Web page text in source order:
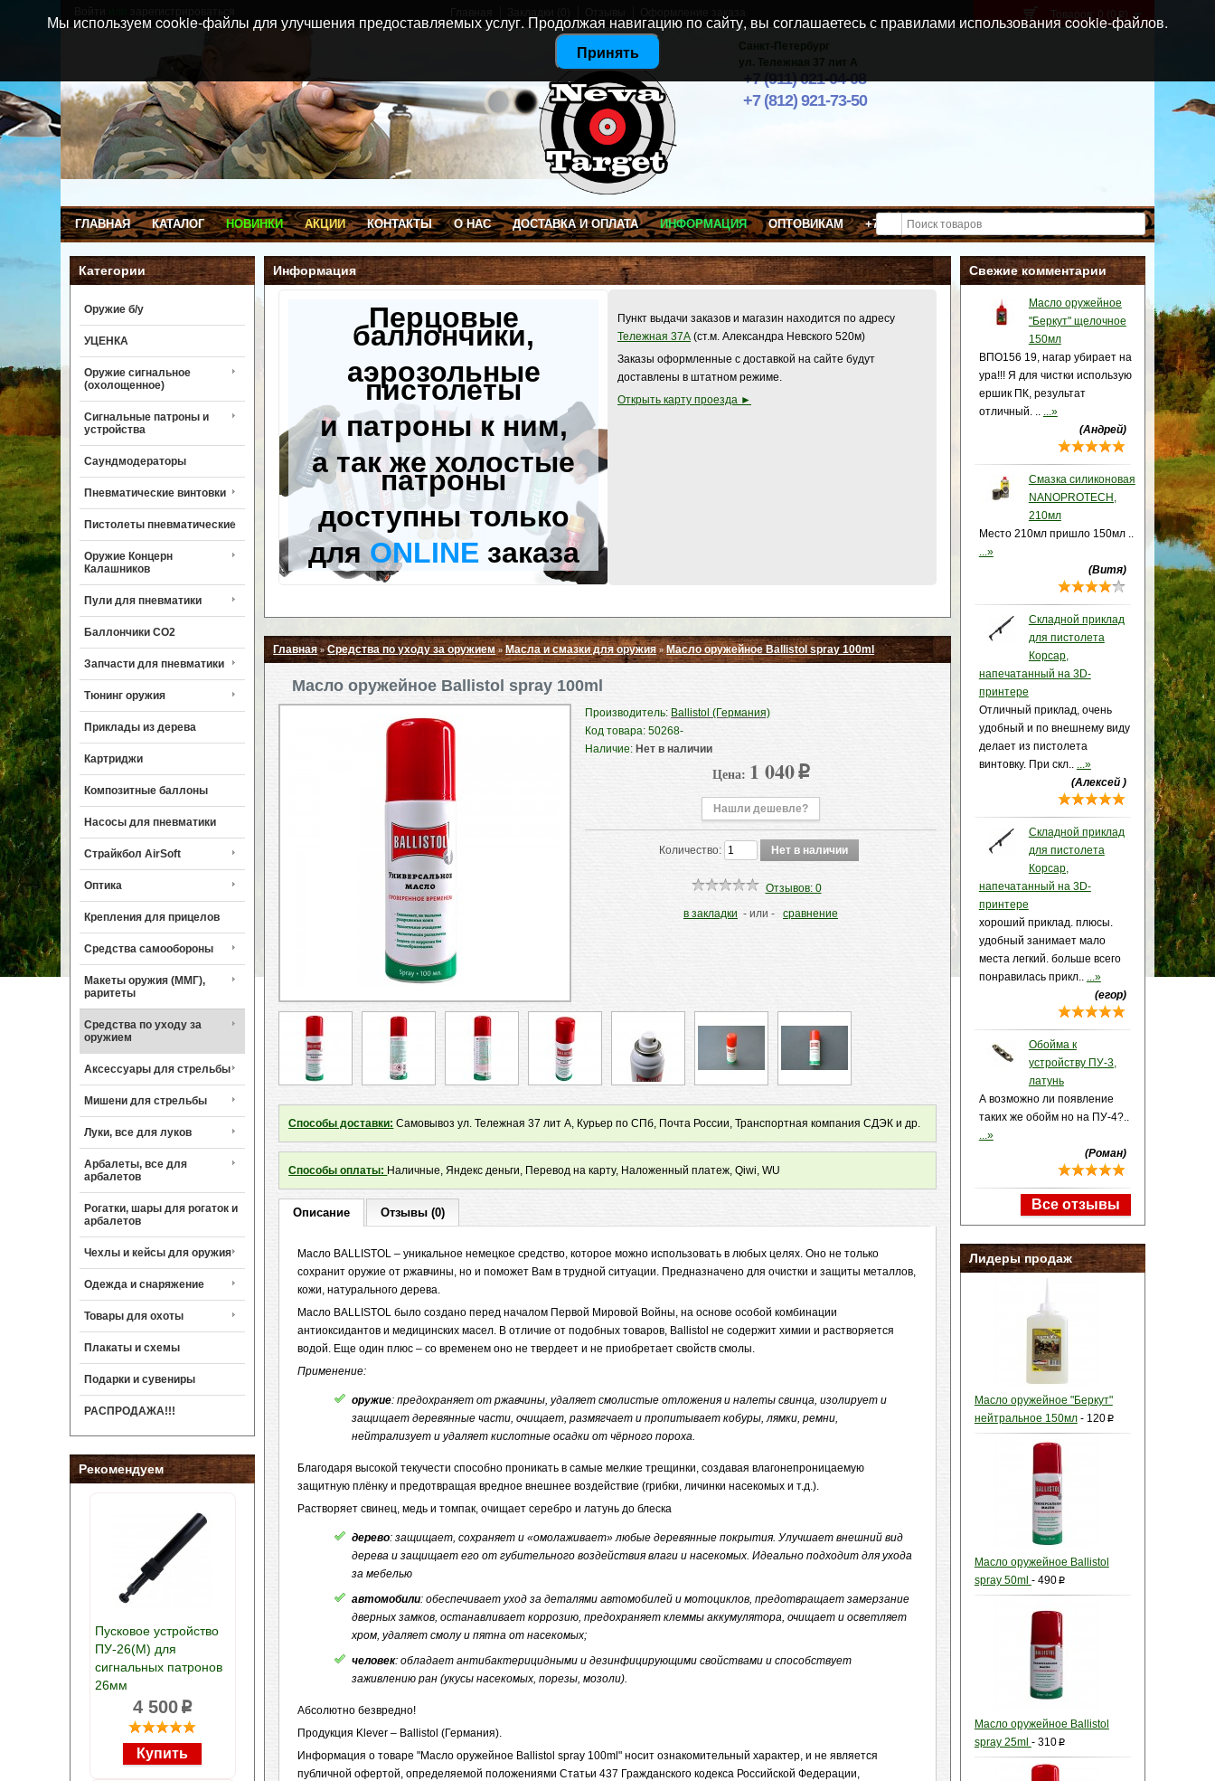
Санкт-Петербург
ул. Тележная 37 лит А
+7 (911) 021-04-08
+7 (812) 921-73-50
Товаров: 0 (0 p )
ГЛАВНАЯ КАТАЛОГ НОВИНКИ АКЦИИ КОНТАКТЫ О НАС ДОСТАВКА И ОПЛАТА ИНФОРМАЦИЯ ОПТОВИКАМ +7 (911) 021-04-08
Категории
Оружие б/у
УЦЕНКА
Оружие сигнальное
(охолощенное)
Сигнальные патроны и
устройства
Саундмодераторы
Пневматические винтовки
Пистолеты пневматические
Оружие Концерн
Калашников
Пули для пневматики
Баллончики CO2
Запчасти для пневматики
Тюнинг оружия
Приклады из дерева
Картриджи
Композитные баллоны
Насосы для пневматики
Страйкбол AirSoft
Оптика
Крепления для прицелов
Средства самообороны
Макеты оружия (ММГ),
раритеты
Средства по уходу за
оружием
Аксессуары для стрельбы
Мишени для стрельбы
Луки, все для луков
Арбалеты, все для
арбалетов
Рогатки, шары для рогаток и
арбалетов
Чехлы и кейсы для оружия
Одежда и снаряжение
Товары для охоты
Плакаты и схемы
Подарки и сувениры
РАСПРОДАЖА!!!
Рекомендуем
Пусковое устройство
ПУ-26(М) для
сигнальных патронов
26мм
4 500p
Свежие комментарии
Масло оружейное
"Беркут" щелочное
150мл
ВПО156 19, нагар убирает на
ура!!! Я для чистки использую
ершик ПК, результат
отличный. .. ...»
(Андрей)
Смазка силиконовая
NANOPROTECH,
210мл
Место 210мл пришло 150мл ..
...»
(Витя)
Складной приклад
для пистолета
Корсар,
напечатанный на 3D-
принтере
Отличный приклад, очень
удобный и по внешнему виду
делает из пистолета
винтовку. При скл.. ...»
(Алексей )
Складной приклад
для пистолета
Корсар,
напечатанный на 3D-
принтере
хороший приклад. плюсы.
удобный занимает мало
места легкий. больше всего
понравилась прикл.. ...»
(егор)
Обойма к
устройству ПУ-3,
латунь
А возможно ли появление
таких же обойм но на ПУ-4?..
...»
(Роман)
Все отзывы
Лидеры продаж
Масло оружейное "Беркут"
нейтральное 150мл- 120p
Масло оружейное Ballistol
spray 50ml - 490p
Масло оружейное Ballistol
spray 25ml - 310p
Информация
Перцовые
баллончики,
аэрозольные
пистолеты
и патроны к ним,
а так же холостые
патроны
доступны только
дляONLINE заказа
Пункт выдачи заказов и магазин находится по адресу
Тележная 37А (ст.м. Александра Невского 520м)
Заказы оформленные с доставкой на сайте будут
доставлены в штатном режиме.
Открыть карту проезда ►
Главная»Средства по уходу за оружием» Масла и смазки для оружия» Масло оружейное Ballistol spray 100ml
Масло оружейное Ballistol spray 100ml
Производитель: Ballistol (Германия)
Код товара: 50268-
Наличие: Нет в наличии
Цена: 1 040p
Нашли дешевле?
Количество:
Отзывов: 0
в закладки - или - сравнение
Способы доставки: Самовывоз ул. Тележная 37 лит А, Курьер по СПб, Почта России, Транспортная компания СДЭК и др.
Способы оплаты: Наличные, Яндекс деньги, Перевод на карту, Наложенный платеж, Qiwi, WU
Описание Отзывы (0)
Масло BALLISTOL – уникальное немецкое средство, которое можно использовать в любых целях. Оно не только
сохранит оружие от ржавчины, но и поможет Вам в трудной ситуации. Предназначено для очистки и защиты металлов,
кожи, натурального дерева.
Масло BALLISTOL было создано перед началом Первой Мировой Войны, на основе особой комбинации
антиоксидантов и медицинских масел. В отличие от подобных товаров, Ballistol не содержит химии и растворяется
водой. Еще один плюс – со временем оно не твердеет и не приобретает свойств смолы.
Применение:
оружие: предохраняет от ржавчины, удаляет смолистые отложения и налеты свинца, изолирует и
защищает деревянные части, очищает, размягчает и пропитывает кобуры, лямки, ремни,
нейтрализует и удаляет кислотные осадки от чёрного пороха.
Благодаря высокой текучести способно проникать в самые мелкие трещинки, создавая влагонепроницаемую
защитную плёнку и предотвращая вредное внешнее воздействие (грибки, личинки насекомых и т.д.).
Растворяет свинец, медь и томпак, очищает серебро и латунь до блеска
дерево: защищает, сохраняет и «омолаживает» любые деревянные покрытия. Улучшает внешний вид
дерева и защищает его от губительного воздействия влаги и насекомых. Идеально подходит для ухода
за мебелью
автомобили: обеспечивает уход за деталями автомобилей и мотоциклов, предотвращает замерзание
дверных замков, останавливает коррозию, предохраняет клеммы аккумулятора, очищает и осветляет
хром, удаляет смолу и пятна от насекомых;
человек: обладает антибактерицидными и дезинфицирующими свойствами и способствует
заживлению ран (укусы насекомых, порезы, мозоли).
Абсолютно безвредно!
Продукция Klever – Ballistol (Германия).
Информация о товаре "Масло оружейное Ballistol spray 100ml" носит ознакомительный характер, и не является
публичной офертой, определяемой положениями Статьи 437 Гражданского кодекса Российской Федерации,
Мы используем cookie-файлы для улучшения предоставляемых услуг. Продолжая навигацию по сайту, вы соглашаетесь с правилами использования cookie-файлов.
Принять